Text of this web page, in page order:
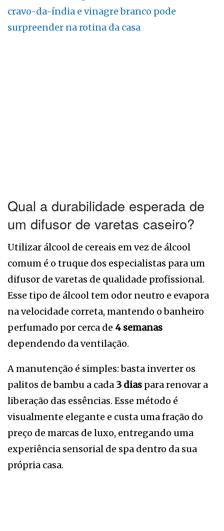
cravo-da-índia e vinagre branco pode
surpreender na rotina da casa
Qual a durabilidade esperada de
um difusor de varetas caseiro?
Utilizar álcool de cereais em vez de álcool
comum é o truque dos especialistas para um
difusor de varetas de qualidade profissional.
Esse tipo de álcool tem odor neutro e evapora
na velocidade correta, mantendo o banheiro
perfumado por cerca de 4 semanas
dependendo da ventilação.
A manutenção é simples: basta inverter os
palitos de bambu a cada 3 dias para renovar a
liberação das essências. Esse método é
visualmente elegante e custa uma fração do
preço de marcas de luxo, entregando uma
experiência sensorial de spa dentro da sua
própria casa.